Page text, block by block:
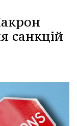
санкцій